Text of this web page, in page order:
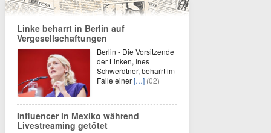
Linke beharrt in Berlin auf
Vergesellschaftungen
Berlin - Die Vorsitzende
der Linken, Ines
Schwerdtner, beharrt im
Falle einer[…] (02)
Influencer in Mexiko während
Livestreaming getötet